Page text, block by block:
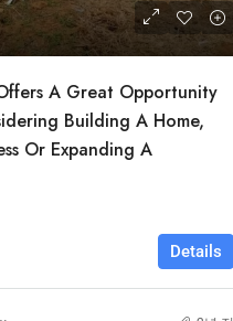
A Great Opportunity
Building A Home,
Or Expanding A
Details
Brand New Office
1 1
사무실